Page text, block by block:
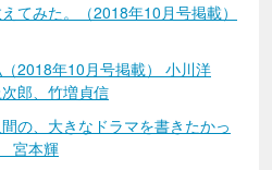
てみた。（2018年10月号掲載）
（2018年10月号掲載） 小川洋
郎、竹増貞信
の、大きなドラマを書きたかっ
宮本輝